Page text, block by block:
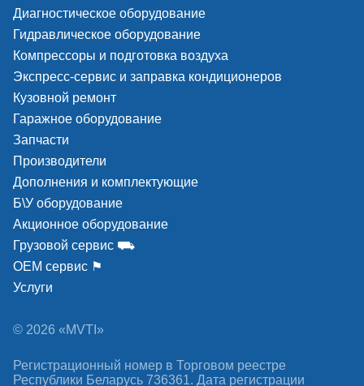
Диагностическое оборудование
Гидравлическое оборудование
Компрессоры и подготовка воздуха
Экспресс-сервис и заправка кондиционеров
Кузовной ремонт
Гаражное оборудование
Запчасти
Производители
Дополнения и комплектующие
Б\У оборудование
Акционное оборудование
Грузовой сервис ⛟
ОЕМ сервис ⚑
Услуги
© 2026 «MVTI»
Регистрационный номер в Торговом реестре
Республики Беларусь 736361. Дата регистрации